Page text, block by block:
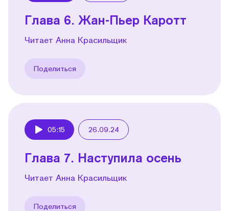
Глава 6. Жан-Пьер Каротт
Читает Анна Красильщик
Поделиться
05:15 26.09.24
Глава 7. Наступила осень
Читает Анна Красильщик
Поделиться